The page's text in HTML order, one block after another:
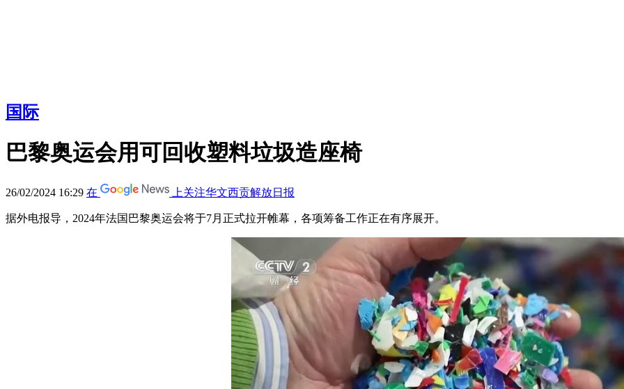
国际
巴黎奥运会用可回收塑料垃圾造座椅
26/02/2024 16:29 在 上关注华文西贡解放日报
据外电报导，2024年法国巴黎奥运会将于7月正式拉开帷幕，各项筹备工作正在有序展开。